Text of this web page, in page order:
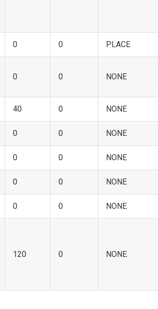
0 0 PLACE
0 0 NONE
40 0 NONE
0 0 NONE
0 0 NONE
0 0 NONE
0 0 NONE
120 0 NONE